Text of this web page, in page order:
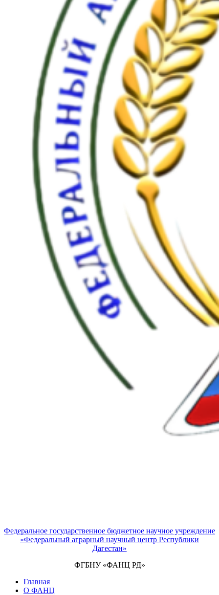
Федеральное государственное бюджетное научное учреждение
«Федеральный аграрный научный центр Республики
Дагестан»
ФГБНУ «ФАНЦ РД»
Главная
О ФАНЦ